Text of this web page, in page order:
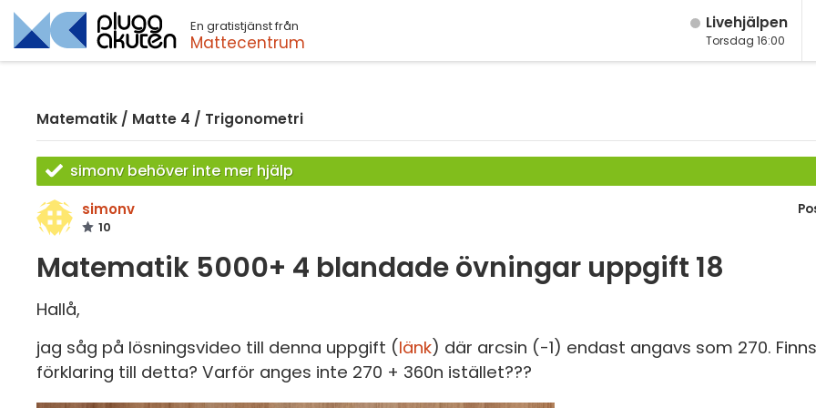
En gratistjänst från
Mattecentrum
Live­hjälpen
Torsdag 16:00
Matematik / Matte 4 / Trigonometri
simonv behöver inte mer hjälp
simonv
10
Matematik 5000+ 4 blandade övningar uppgift 18
Hallå,
jag såg på lösningsvideo till denna uppgift (länk) där arcsin (-1) endast angavs som 270.
förklaring till detta? Varför anges inte 270 + 360n istället???
Sök